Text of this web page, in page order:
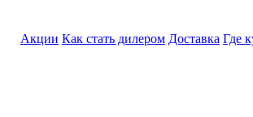
Акции Как стать дилером Доставка Где